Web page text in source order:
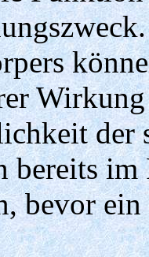
der
bereits
bevor